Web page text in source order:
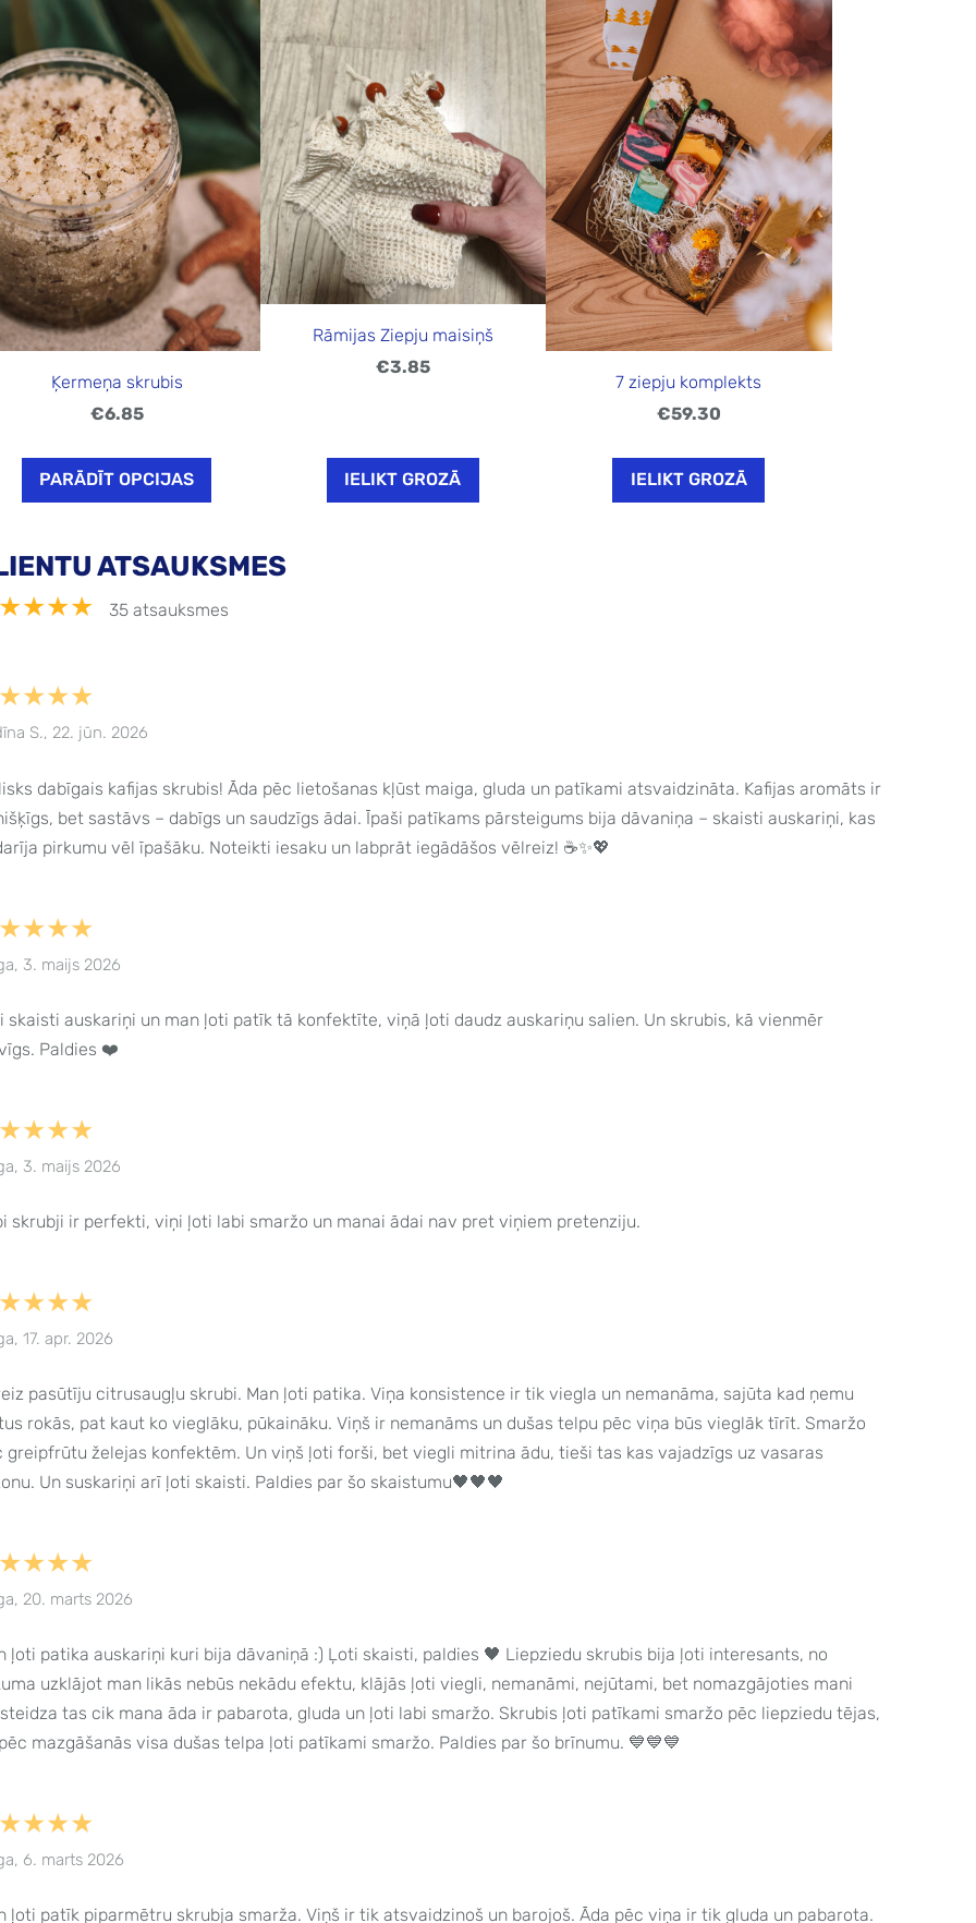
Ķermeņa skrubis
€6.85
PARĀDĪT OPCIJAS
Rāmijas Ziepju maisiņš
€3.85
IELIKT GROZĀ
7 ziepju komplekts
€59.30
IELIKT GROZĀ
ATSAUKSMES
35 atsauksmes
S., 22. jūn. 2026
dabīgais kafijas skrubis! Āda pēc lietošanas kļūst maiga, gluda un patīkami atsvaidzināta. Kafijas aromāts ir
bet sastāvs – dabīgs un saudzīgs ādai. Īpaši patīkams pārsteigums bija dāvaniņa – skaisti auskariņi, kas
pirkumu vēl īpašāku. Noteikti iesaku un labprāt iegādāšos vēlreiz! ☕✨💖
3. maijs 2026
skaisti auskariņi un man ļoti patīk tā konfektīte, viņā ļoti daudz auskariņu salien. Un skrubis, kā vienmēr
Paldies ❤️
3. maijs 2026
skrubji ir perfekti, viņi ļoti labi smaržo un manai ādai nav pret viņiem pretenziju.
17. apr. 2026
pasūtīju citrusaugļu skrubi. Man ļoti patika. Viņa konsistence ir tik viegla un nemanāma, sajūta kad ņemu
rokās, pat kaut ko vieglāku, pūkaināku. Viņš ir nemanāms un dušas telpu pēc viņa būs vieglāk tīrīt. Smaržo
greipfrūtu želejas konfektēm. Un viņš ļoti forši, bet viegli mitrina ādu, tieši tas kas vajadzīgs uz vasaras
Un suskariņi arī ļoti skaisti. Paldies par šo skaistumu🖤🖤🖤
20. marts 2026
ļoti patika auskariņi kuri bija dāvaniņā :) Ļoti skaisti, paldies 🖤 Liepziedu skrubis bija ļoti interesants, no
uzklājot man likās nebūs nekādu efektu, klājās ļoti viegli, nemanāmi, nejūtami, bet nomazgājoties mani
tas cik mana āda ir pabarota, gluda un ļoti labi smaržo. Skrubis ļoti patīkami smaržo pēc liepziedu tējas,
mazgāšanās visa dušas telpa ļoti patīkami smaržo. Paldies par šo brīnumu. 💙💙💙
6. marts 2026
ļoti patīk piparmētru skrubja smarža. Viņš ir tik atsvaidzinoš un barojoš. Āda pēc viņa ir tik gluda un pabarota.